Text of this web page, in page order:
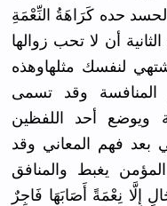
حده كَرَاهَةُ النِّعْمَةِ
أن لا تحب زوالها
لنفسك مثلهاوهذه
وقد تسمى
ويوضع أحد اللفظين
بعد فهم المعاني وقد
يغبط والمنافق
إِلَّا نِعْمَةً أَصَابَهَا فَاجِرٌ